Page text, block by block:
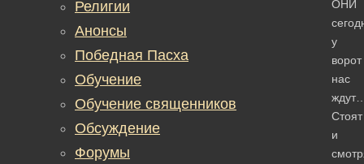
ОНИ
у
ворот
нас
Стоят
и
Религии
Анонсы
Победная Пасха
Обучение
Обучение священников
Обсуждение
Форумы